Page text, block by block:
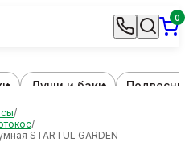
0
Души и баки
STARTUL GARDEN